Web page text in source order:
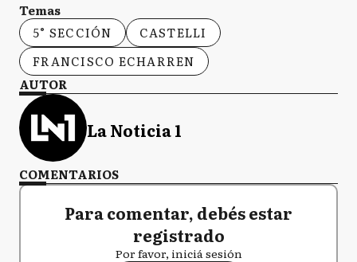
Temas
5° SECCIÓN
CASTELLI
FRANCISCO ECHARREN
AUTOR
La Noticia 1
COMENTARIOS
Para comentar, debés estar
registrado
Por favor, iniciá sesión